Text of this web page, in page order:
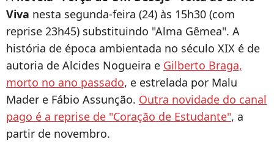
Viva nesta segunda-feira (24) às 15h30 (com
reprise 23h45) substituindo "Alma Gêmea". A
história de época ambientada no século XIX é de
autoria de Alcides Nogueira e Gilberto Braga,
morto no ano passado, e estrelada por Malu
Mader e Fábio Assunção. Outra novidade do canal
pago é a reprise de "Coração de Estudante", a
partir de novembro.